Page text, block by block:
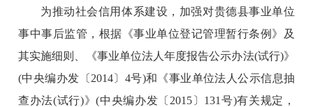
为推动社会信用体系建设，加强对贵德县事业单位
事中事后监管，根据《事业单位登记管理暂行条例》及
其实施细则、《事业单位法人年度报告公示办法(试行)》
(中央编办发〔2014〕4号)和《事业单位法人公示信息抽
查办法(试行)》(中央编办发〔2015〕131号)有关规定，